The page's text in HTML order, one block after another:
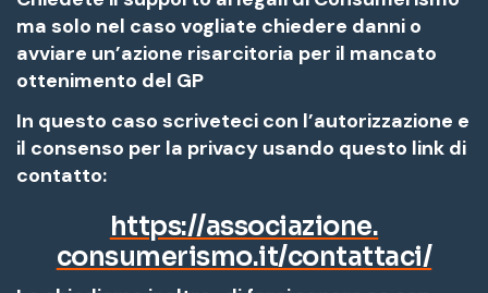
ma solo nel caso vogliate chiedere danni o
avviare un’azione risarcitoria per il mancato
ottenimento del GP
In questo caso scriveteci con l’autorizzazione e
il consenso per la privacy usando questo link di
contatto:
https://associazione.
consumerismo.it/contattaci/